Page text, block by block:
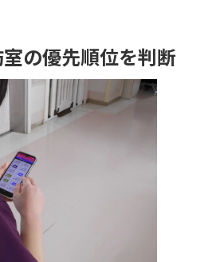
の優先順位を判断